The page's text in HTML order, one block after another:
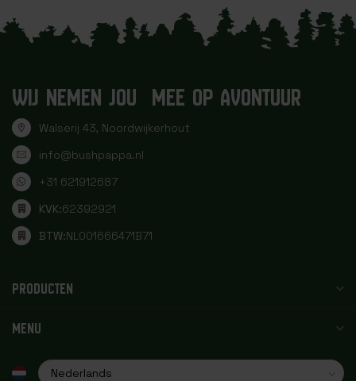
WIJ NEMEN JOU MEE OP AVONTUUR
Walserij 43, Noordwijkerhout
info@bushpappa.nl
+31 621912687
KVK:62392921
BTW:NL001666471B71
PRODUCTEN
MENU